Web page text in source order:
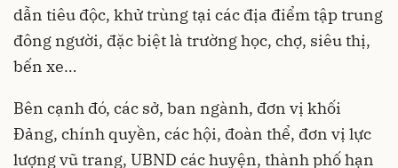
dẫn tiêu độc, khử trùng tại các địa điểm tập trung
đông người, đặc biệt là trường học, chợ, siêu thị,
bến xe…
Bên cạnh đó, các sở, ban ngành, đơn vị khối
Đảng, chính quyền, các hội, đoàn thể, đơn vị lực
lượng vũ trang, UBND các huyện, thành phố hạn